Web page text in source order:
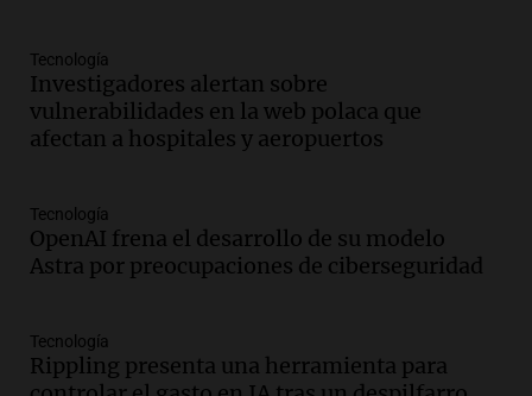
Audio. Río Gallegos reporta frío extremo
y llega avión para escuelas de la décima
brigada aérea
Panorama Federal
Audio.
como enfermedad laboral tras la muerte
de un docente
Audio.Aumento de tarifas de luz en San
Luis a partir de agosto por nueva
Tecnología
Investigadores alertan sobre
vulnerabilidades en la web polaca que
afectan a hospitales y aeropuertos
Tecnología
OpenAI frena el desarrollo de su modelo
Astra por preocupaciones de ciberseguridad
Tecnología
Rippling presenta una herramienta para